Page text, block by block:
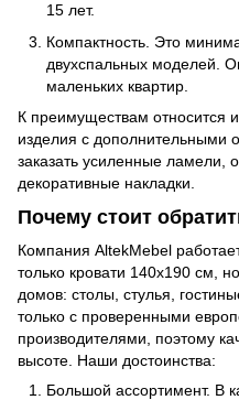
15 лет.
Компактность. Это
двухспальных моделей.
маленьких квартир.
К преимуществам относится
изделия с дополнительными
заказать усиленные ламели,
декоративные накладки.
Почему стоит
Компания AltekMebel
только кровати 140x190 см,
домов: столы, стулья,
только с проверенными
производителями, поэтому
высоте. Наши достоинства:
Большой ассортимент. В